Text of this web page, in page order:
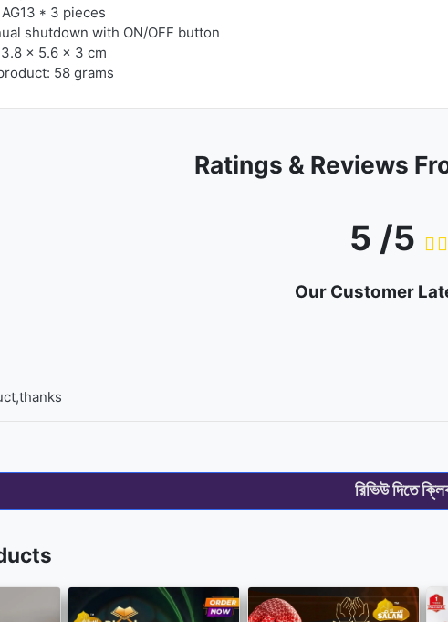
* 3 pieces
shutdown with ON/OFF button
x 5.6 x 3 cm
58 grams
Ratings & Reviews
5 /5
Our Customer
রিভিউ দিতে